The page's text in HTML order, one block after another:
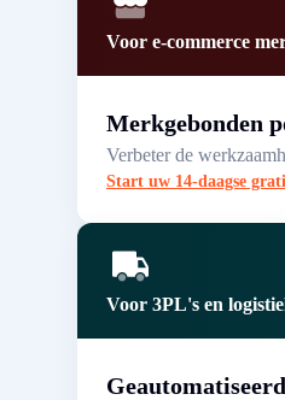
Voor e-commerce
Merkgebonden
Verbeter de
Start uw 14-daagse
Voor 3PL's en